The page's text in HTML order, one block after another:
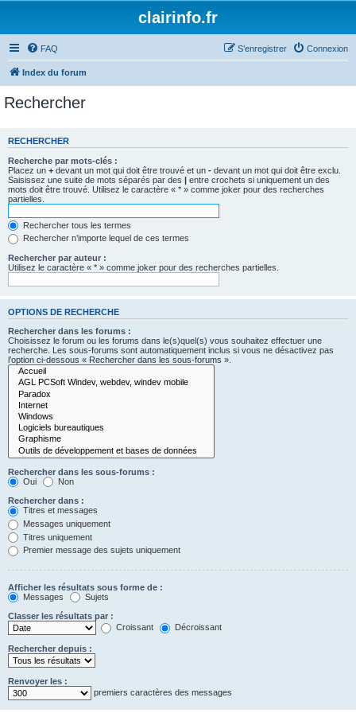
clairinfo.fr
FAQ Connexion
S’enregistrer
Index du forum
Rechercher
RECHERCHER
Recherche par mots-clés :
Placez un + devant un mot qui doit être trouvé et un - devant un mot qui doit être exclu.
Saisissez une suite de mots séparés par des | entre crochets si uniquement un des
mots doit être trouvé. Utilisez le caractère « * » comme joker pour des recherches
partielles.
Rechercher tous les termes
Rechercher n’importe lequel de ces termes
Rechercher par auteur :
Utilisez le caractère « * » comme joker pour des recherches partielles.
OPTIONS DE RECHERCHE
Rechercher dans les forums :
Choisissez le forum ou les forums dans le(s)quel(s) vous souhaitez effectuer une
recherche. Les sous-forums sont automatiquement inclus si vous ne désactivez pas
l’option ci-dessous « Rechercher dans les sous-forums ».
Rechercher dans les sous-forums :
Oui
Non
Rechercher dans :
Titres et messages
Messages uniquement
Titres uniquement
Premier message des sujets uniquement
Afficher les résultats sous forme de :
Messages
Sujets
Classer les résultats par :
Croissant
Décroissant
Rechercher depuis :
Renvoyer les :
premiers caractères des messages